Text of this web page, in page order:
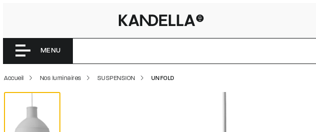
UNFOLD |
MENU
Accueil Nos luminaires SUSPENSION UNFOLD